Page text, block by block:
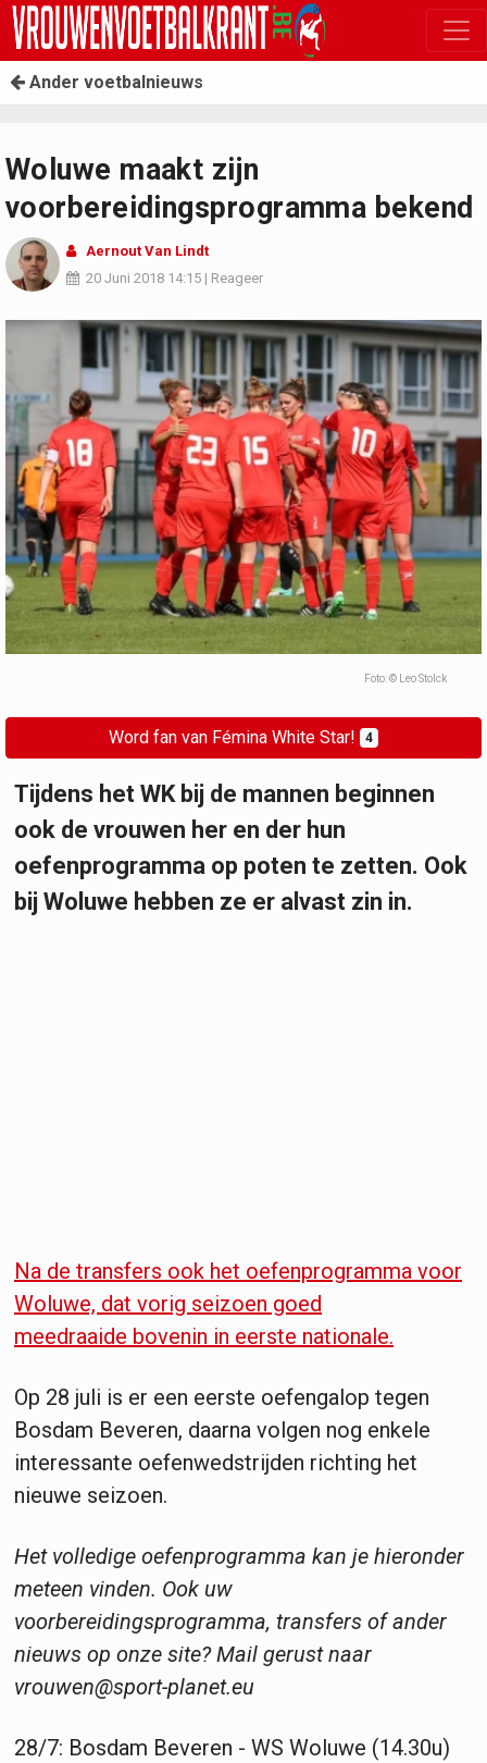
Ander voetbalnieuws
Woluwe maakt zijn
voorbereidingsprogramma bekend
Aernout Van Lindt
20 Juni 2018 14:15 | Reageer
Foto: © Leo Stolck
Word fan van Fémina White Star! 4
Tijdens het WK bij de mannen beginnen
ook de vrouwen her en der hun
oefenprogramma op poten te zetten. Ook
bij Woluwe hebben ze er alvast zin in.
Na de transfers ook het oefenprogramma voor
Woluwe, dat vorig seizoen goed
meedraaide bovenin in eerste nationale.
Op 28 juli is er een eerste oefengalop tegen
Bosdam Beveren, daarna volgen nog enkele
interessante oefenwedstrijden richting het
nieuwe seizoen.
Het volledige oefenprogramma kan je hieronder
meteen vinden. Ook uw
voorbereidingsprogramma, transfers of ander
nieuws op onze site? Mail gerust naar
vrouwen@sport-planet.eu
28/7: Bosdam Beveren - WS Woluwe (14.30u)